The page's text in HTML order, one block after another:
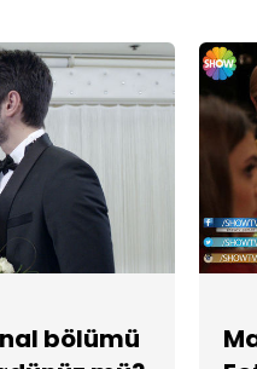
bölümü